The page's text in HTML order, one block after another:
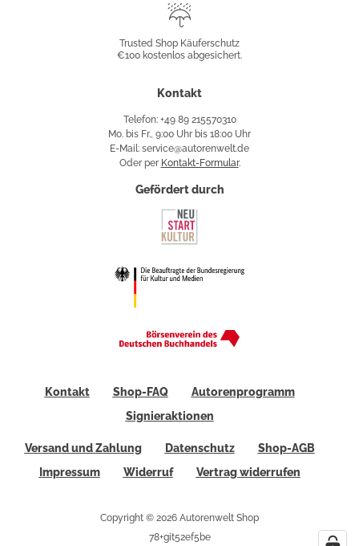
Käuferschutz
Trusted Shop Käuferschutz
€100 kostenlos abgesichert.
Kontakt
Telefon: +49 89 215570310
Mo. bis Fr., 9:00 Uhr bis 18:00 Uhr
E-Mail: service@autorenwelt.de
Oder per Kontakt-Formular.
Gefördert durch
Kontakt Shop-FAQ
Autorenprogramm
Signieraktionen
Versand und Zahlung Datenschutz
Shop-AGB
Impressum
Widerruf Vertrag widerrufen
Copyright © 2026 Autorenwelt Shop
78+git52ef5be